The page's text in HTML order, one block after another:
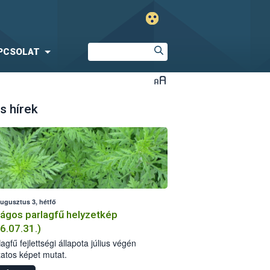
hírek
3, hétfő
parlagfű helyzetkép
fejlettségi állapota július végén
képet mutat.